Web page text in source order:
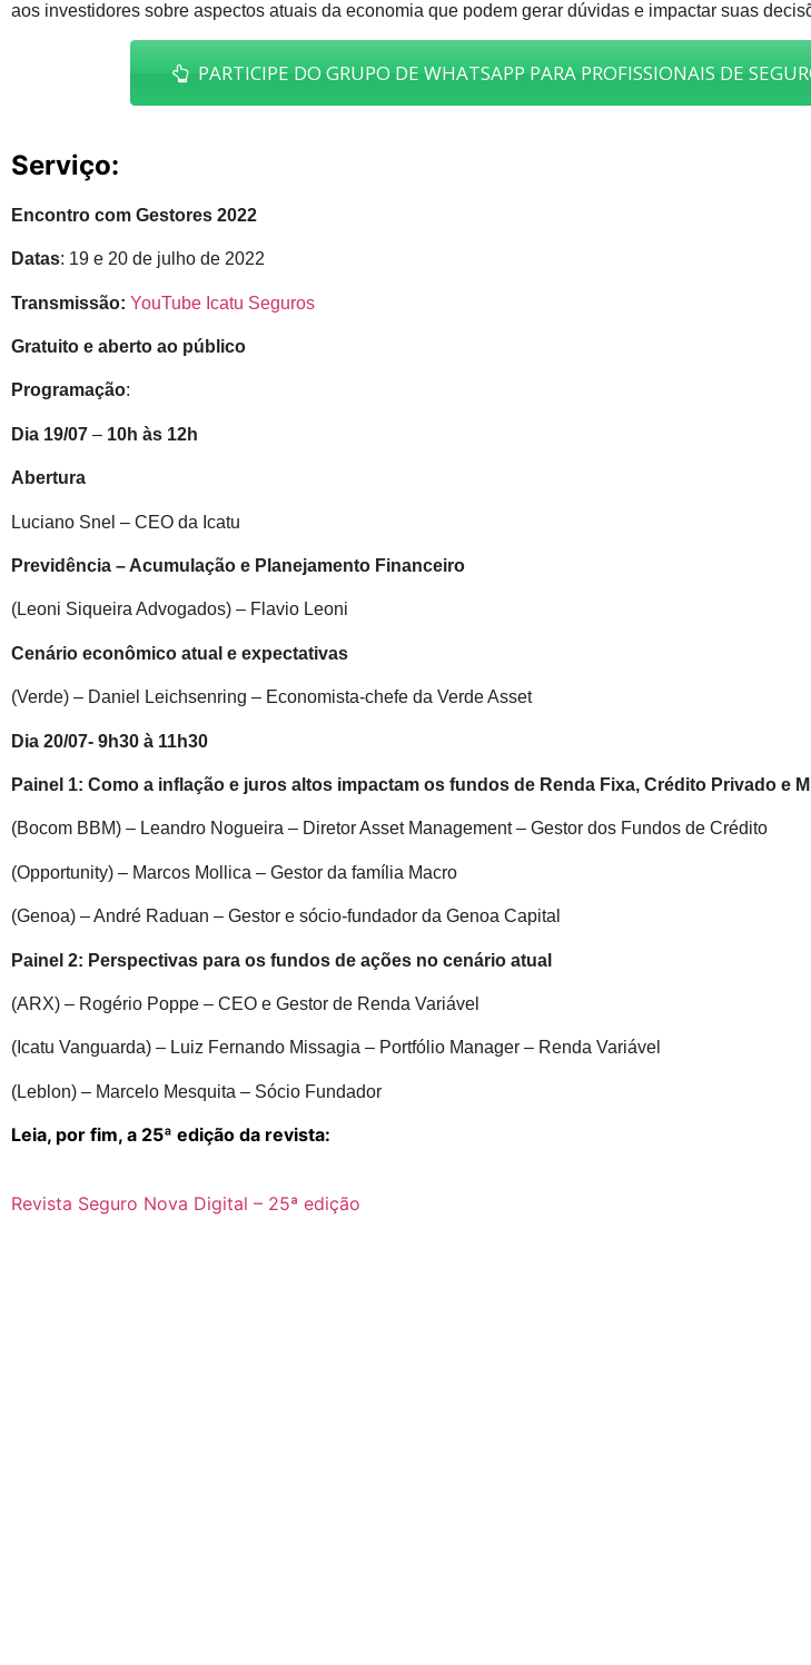
aos investidores sobre aspectos atuais da economia que podem gerar dúvidas e impactar suas
PARTICIPE DO GRUPO DE WHATSAPP PARA PROFISSIONAIS DE
Serviço:
Encontro com Gestores 2022
Datas: 19 e 20 de julho de 2022
Transmissão: YouTube Icatu Seguros
Gratuito e aberto ao público
Programação:
Dia 19/07 – 10h às 12h
Abertura
Luciano Snel – CEO da Icatu
Previdência – Acumulação e Planejamento Financeiro
(Leoni Siqueira Advogados) – Flavio Leoni
Cenário econômico atual e expectativas
(Verde) – Daniel Leichsenring – Economista-chefe da Verde Asset
Dia 20/07- 9h30 à 11h30
Painel 1: Como a inflação e juros altos impactam os fundos de Renda Fixa, Crédito Privado e
(Bocom BBM) – Leandro Nogueira – Diretor Asset Management – Gestor dos Fundos de Crédito
(Opportunity) – Marcos Mollica – Gestor da família Macro
(Genoa) – André Raduan – Gestor e sócio-fundador da Genoa Capital
Painel 2: Perspectivas para os fundos de ações no cenário atual
(ARX) – Rogério Poppe – CEO e Gestor de Renda Variável
(Icatu Vanguarda) – Luiz Fernando Missagia – Portfólio Manager – Renda Variável
(Leblon) – Marcelo Mesquita – Sócio Fundador
Leia, por fim, a 25ª edição da revista:
Revista Seguro Nova Digital – 25ª edição